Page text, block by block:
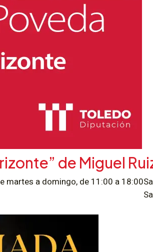
de Miguel
martes a domingo, de 11:00 a 18:00